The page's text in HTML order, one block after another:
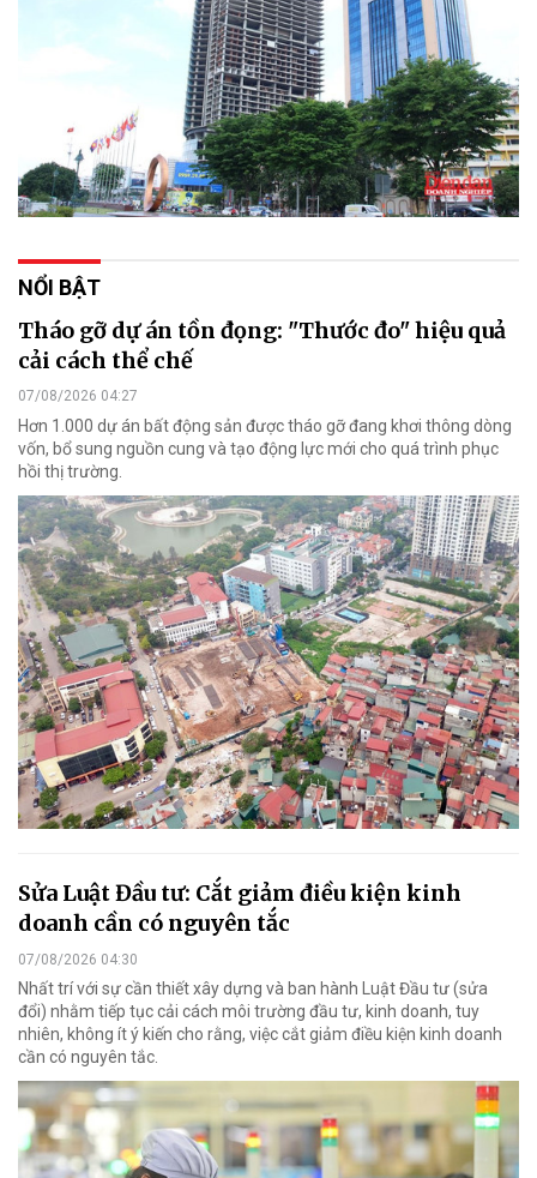
NỔI BẬT
Tháo gỡ dự án tồn đọng: "Thước đo" hiệu quả
cải cách thể chế
07/08/2026 04:27
Hơn 1.000 dự án bất động sản được tháo gỡ đang khơi thông dòng
vốn, bổ sung nguồn cung và tạo động lực mới cho quá trình phục
hồi thị trường.
Sửa Luật Đầu tư: Cắt giảm điều kiện kinh
doanh cần có nguyên tắc
07/08/2026 04:30
Nhất trí với sự cần thiết xây dựng và ban hành Luật Đầu tư (sửa
đổi) nhằm tiếp tục cải cách môi trường đầu tư, kinh doanh, tuy
nhiên, không ít ý kiến cho rằng, việc cắt giảm điều kiện kinh doanh
cần có nguyên tắc.